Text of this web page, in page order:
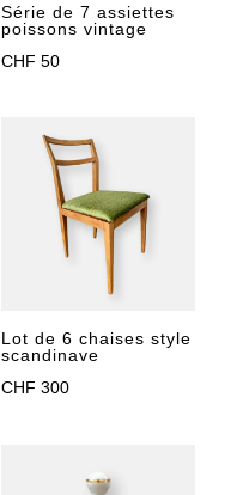
Série de 7 assiettes
poissons vintage
CHF 50
Lot de 6 chaises style
scandinave
CHF 300